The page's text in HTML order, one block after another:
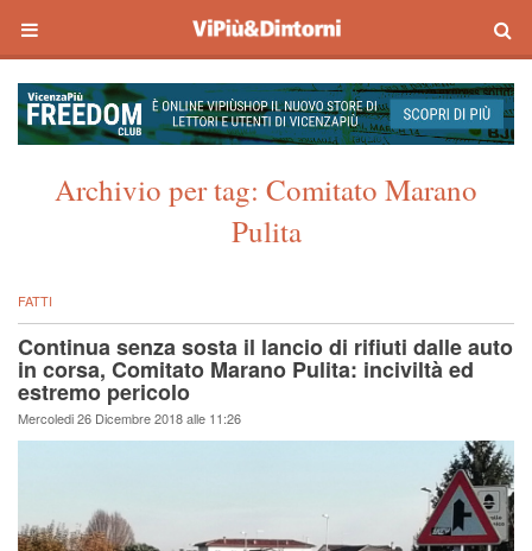
Archivio per tag: Comitato Marano
Pulita
FATTI
Continua senza sosta il lancio di rifiuti dalle auto
in corsa, Comitato Marano Pulita: inciviltà ed
estremo pericolo
Mercoledi 26 Dicembre 2018 alle 11:26